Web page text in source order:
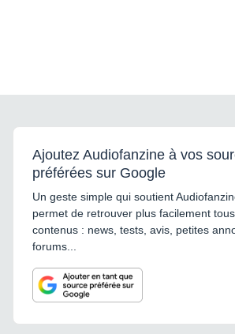
Ajoutez Audiofanzine à vos
préférées sur Google
Un geste simple qui soutient
permet de retrouver plus facilement
contenus : news, tests, avis, petites
forums...